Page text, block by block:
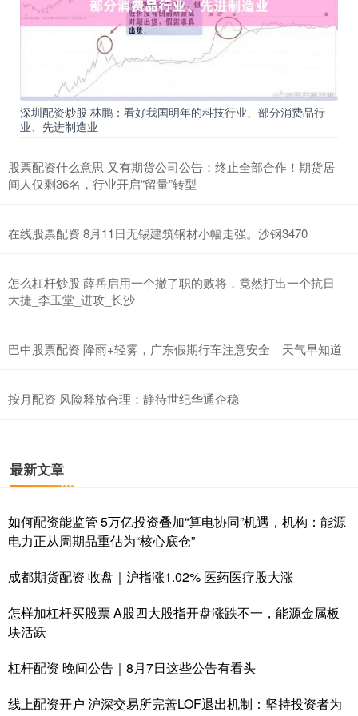
深圳配资炒股 林鹏：看好我国明年的科技行业、部分消费品行
业、先进制造业
股票配资什么意思 又有期货公司公告：终止全部合作！期货居
间人仅剩36名，行业开启“留量”转型
在线股票配资 8月11日无锡建筑钢材小幅走强。沙钢3470
怎么杠杆炒股 薛岳启用一个撤了职的败将，竟然打出一个抗日
大捷_李玉堂_进攻_长沙
巴中股票配资 降雨+轻雾，广东假期行车注意安全｜天气早知道
按月配资 风险释放合理：静待世纪华通企稳
最新文章
如何配资能监管 5万亿投资叠加“算电协同”机遇，机构：能源
电力正从周期品重估为“核心底仓”
成都期货配资 收盘｜沪指涨1.02% 医药医疗股大涨
怎样加杠杆买股票 A股四大股指开盘涨跌不一，能源金属板
块活跃
杠杆配资 晚间公告｜8月7日这些公告有看头
线上配资开户 沪深交易所完善LOF退出机制：坚持投资者为